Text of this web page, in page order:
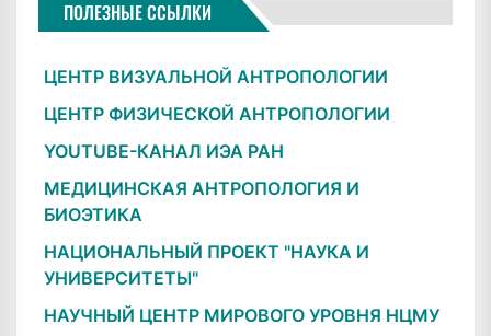
ПОЛЕЗНЫЕ ССЫЛКИ
ЦЕНТР ВИЗУАЛЬНОЙ АНТРОПОЛОГИИ
ЦЕНТР ФИЗИЧЕСКОЙ АНТРОПОЛОГИИ
YOUTUBE-КАНАЛ ИЭА РАН
МЕДИЦИНСКАЯ АНТРОПОЛОГИЯ И
БИОЭТИКА
НАЦИОНАЛЬНЫЙ ПРОЕКТ "НАУКА И
УНИВЕРСИТЕТЫ"
НАУЧНЫЙ ЦЕНТР МИРОВОГО УРОВНЯ НЦМУ